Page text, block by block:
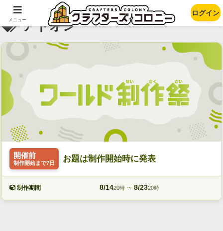
アドオン
開催前
制作開始まで7日 お題は制作開始時に発表
制作期間 8/1420時 ~ 8/2320時
メニュー
ログイン